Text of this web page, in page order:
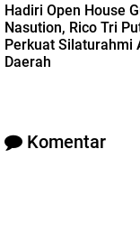
Hadiri Open House
Nasution, Rico Tri
Perkuat Silaturahmi
Daerah
Komentar